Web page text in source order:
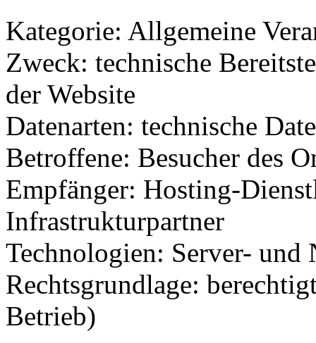
Kategorie: Allgemeine
Zweck: technische
der Website
Datenarten: technische
Betroffene: Besucher des
Empfänger: Hosting-
Infrastrukturpartner
Technologien: Server-
Rechtsgrundlage:
Betrieb)